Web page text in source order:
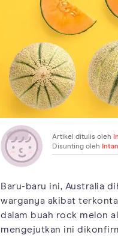
Artikel ditulis oleh
Disunting oleh
Baru-baru ini, Australia
warganya akibat
dalam buah rock melon
mengejutkan ini